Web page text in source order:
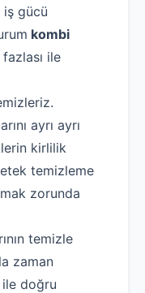
iş gücü
kombi
fazlası ile
ayrı ayrı
kirlilik
temizleme
zorunda
temizle
zaman
doğru